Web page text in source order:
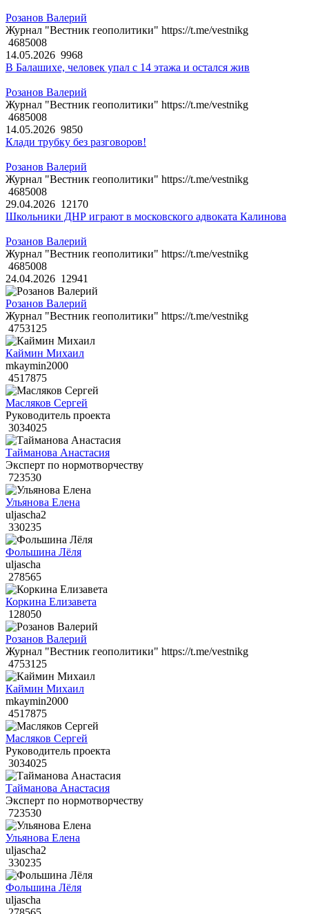
Розанов Валерий
Журнал "Вестник геополитики" https://t.me/vestnikg
4685008
14.05.2026 9968
В Балашихе, человек упал с 14 этажа и остался жив
Розанов Валерий
Журнал "Вестник геополитики" https://t.me/vestnikg
4685008
14.05.2026 9850
Клади трубку без разговоров!
Розанов Валерий
Журнал "Вестник геополитики" https://t.me/vestnikg
4685008
29.04.2026 12170
Школьники ДНР играют в московского адвоката Калинова
Розанов Валерий
Журнал "Вестник геополитики" https://t.me/vestnikg
4685008
24.04.2026 12941
Розанов Валерий
Журнал "Вестник геополитики" https://t.me/vestnikg
4753125
Каймин Михаил
mkaymin2000
4517875
Масляков Сергей
Руководитель проекта
3034025
Тайманова Анастасия
Эксперт по нормотворчеству
723530
Ульянова Елена
uljascha2
330235
Фольшина Лёля
uljascha
278565
Коркина Елизавета
128050
Розанов Валерий
Журнал "Вестник геополитики" https://t.me/vestnikg
4753125
Каймин Михаил
mkaymin2000
4517875
Масляков Сергей
Руководитель проекта
3034025
Тайманова Анастасия
Эксперт по нормотворчеству
723530
Ульянова Елена
uljascha2
330235
Фольшина Лёля
uljascha